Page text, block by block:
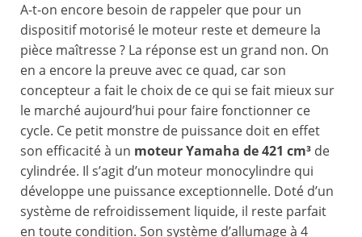
A-t-on encore besoin de rappeler que pour un
dispositif motorisé le moteur reste et demeure la
pièce maîtresse ? La réponse est un grand non. On
en a encore la preuve avec ce quad, car son
concepteur a fait le choix de ce qui se fait mieux sur
le marché aujourd’hui pour faire fonctionner ce
cycle. Ce petit monstre de puissance doit en effet
son efficacité à un moteur Yamaha de 421 cm³ de
cylindrée. Il s’agit d’un moteur monocylindre qui
développe une puissance exceptionnelle. Doté d’un
système de refroidissement liquide, il reste parfait
en toute condition. Son système d’allumage à 4